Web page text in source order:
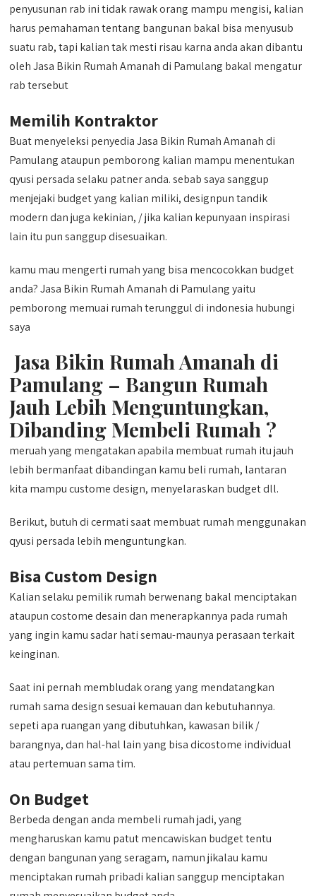
penyusunan rab ini tidak rawak orang mampu mengisi, kalian
harus pemahaman tentang bangunan bakal bisa menyusub
suatu rab, tapi kalian tak mesti risau karna anda akan dibantu
oleh Jasa Bikin Rumah Amanah di Pamulang bakal mengatur
rab tersebut
Memilih Kontraktor
Buat menyeleksi penyedia Jasa Bikin Rumah Amanah di
Pamulang ataupun pemborong kalian mampu menentukan
qyusi persada selaku patner anda. sebab saya sanggup
menjejaki budget yang kalian miliki, designpun tandik
modern dan juga kekinian, / jika kalian kepunyaan inspirasi
lain itu pun sanggup disesuaikan.
kamu mau mengerti rumah yang bisa mencocokkan budget
anda? Jasa Bikin Rumah Amanah di Pamulang yaitu
pemborong memuai rumah terunggul di indonesia hubungi
saya
Jasa Bikin Rumah Amanah di
Pamulang – Bangun Rumah
Jauh Lebih Menguntungkan,
Dibanding Membeli Rumah ?
meruah yang mengatakan apabila membuat rumah itu jauh
lebih bermanfaat dibandingan kamu beli rumah, lantaran
kita mampu custome design, menyelaraskan budget dll.
Berikut, butuh di cermati saat membuat rumah menggunakan
qyusi persada lebih menguntungkan.
Bisa Custom Design
Kalian selaku pemilik rumah berwenang bakal menciptakan
ataupun costome desain dan menerapkannya pada rumah
yang ingin kamu sadar hati semau-maunya perasaan terkait
keinginan.
Saat ini pernah membludak orang yang mendatangkan
rumah sama design sesuai kemauan dan kebutuhannya.
sepeti apa ruangan yang dibutuhkan, kawasan bilik /
barangnya, dan hal-hal lain yang bisa dicostome individual
atau pertemuan sama tim.
On Budget
Berbeda dengan anda membeli rumah jadi, yang
mengharuskan kamu patut mencawiskan budget tentu
dengan bangunan yang seragam, namun jikalau kamu
menciptakan rumah pribadi kalian sanggup menciptakan